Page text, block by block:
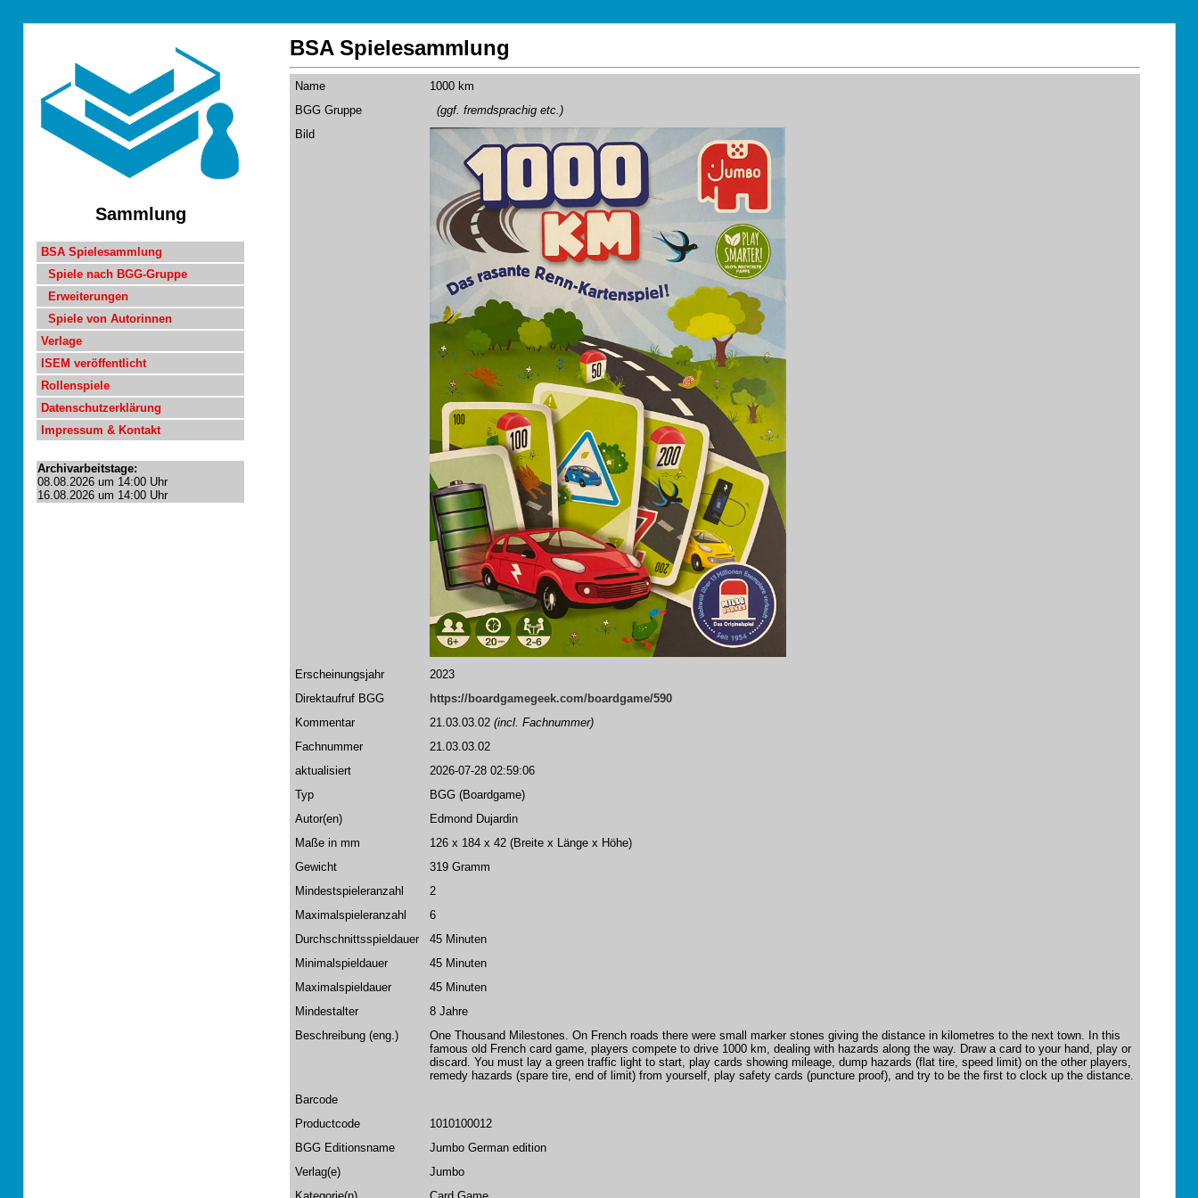
Sammlung
BSA Spielesammlung
Spiele nach BGG-Gruppe
Erweiterungen
Spiele von Autorinnen
Verlage
ISEM veröffentlicht
Rollenspiele
Datenschutzerklärung
Impressum & Kontakt
Archivarbeitstage:
08.08.2026 um 14:00 Uhr
16.08.2026 um 14:00 Uhr
BSA Spielesammlung
Name
1000 km
BGG Gruppe
(ggf. fremdsprachig etc.)
Bild
Erscheinungsjahr
2023
Direktaufruf BGG
https://boardgamegeek.com/boardgame/590
Kommentar
21.03.03.02 (incl. Fachnummer)
Fachnummer
21.03.03.02
aktualisiert
2026-07-28 02:59:06
Typ
BGG (Boardgame)
Autor(en)
Edmond Dujardin
Maße in mm
126 x 184 x 42 (Breite x Länge x Höhe)
Gewicht
319 Gramm
Mindestspieleranzahl
2
Maximalspieleranzahl
6
Durchschnittsspieldauer
45 Minuten
Minimalspieldauer
45 Minuten
Maximalspieldauer
45 Minuten
Mindestalter
8 Jahre
Beschreibung (eng.)
One Thousand Milestones. On French roads there were small marker stones giving the distance in kilometres to the next town. In this
famous old French card game, players compete to drive 1000 km, dealing with hazards along the way. Draw a card to your hand, play or
discard. You must lay a green traffic light to start, play cards showing mileage, dump hazards (flat tire, speed limit) on the other players,
remedy hazards (spare tire, end of limit) from yourself, play safety cards (puncture proof), and try to be the first to clock up the distance.
Barcode
Productcode
1010100012
BGG Editionsname
Jumbo German edition
Verlag(e)
Jumbo